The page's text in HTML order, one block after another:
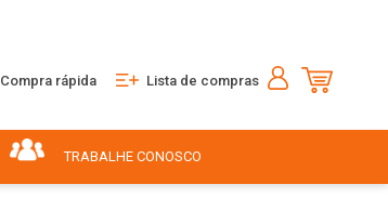
Compra rápida Lista de compras
TRABALHE CONOSCO